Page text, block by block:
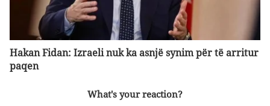
Hakan Fidan: Izraeli nuk ka asnjë synim për të arritur
paqen